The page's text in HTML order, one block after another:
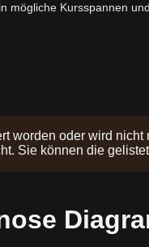
mögliche Kursspannen
worden oder wird
Sie können die